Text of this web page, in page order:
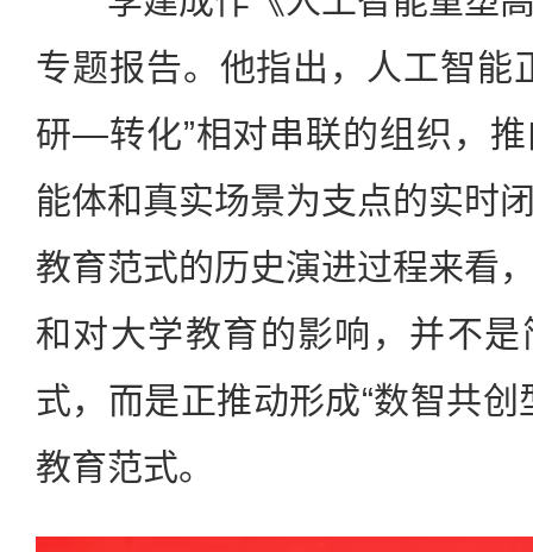
专题报告。他指出，人工智
研—转化”相对串联的组织，
能体和真实场景为支点的实时
教育范式的历史演进过程来看
和对大学教育的影响，并不
式，而是正推动形成“数智共创
教育范式。